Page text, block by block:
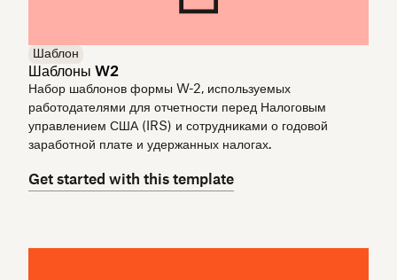
Шаблон
Шаблоны W2
Набор шаблонов формы W-2, используемых
работодателями для отчетности перед Налоговым
управлением США (IRS) и сотрудниками о годовой
заработной плате и удержанных налогах.
Get started with this template